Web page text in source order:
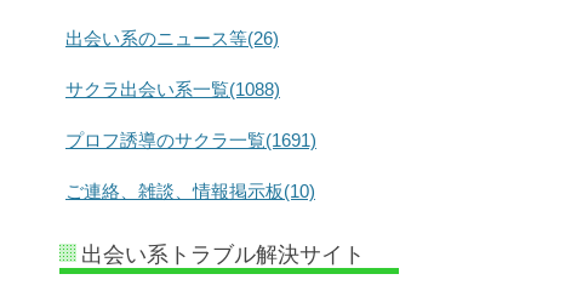
出会い系のニュース等(26)
サクラ出会い系一覧(1088)
プロフ誘導のサクラ一覧(1691)
ご連絡、雑談、情報掲示板(10)
出会い系トラブル解決サイト